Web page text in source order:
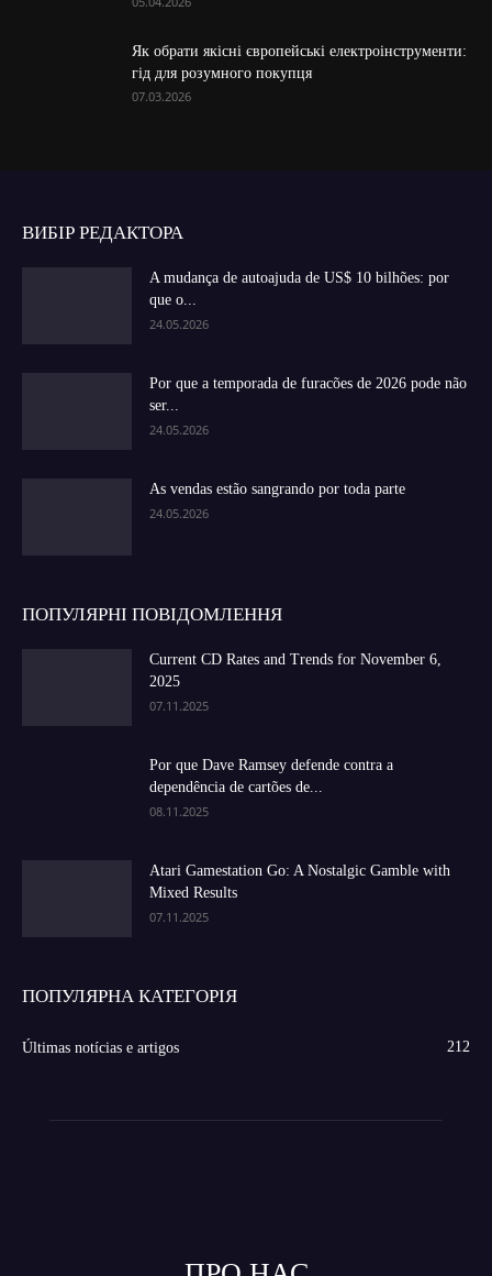
Як обрати якісні європейські електроінструменти:
гід для розумного покупця
07.03.2026
ВИБІР РЕДАКТОРА
A mudança de autoajuda de US$ 10 bilhões: por
que o...
24.05.2026
Por que a temporada de furacões de 2026 pode não
ser...
24.05.2026
As vendas estão sangrando por toda parte
24.05.2026
ПОПУЛЯРНІ ПОВІДОМЛЕННЯ
Current CD Rates and Trends for November 6,
2025
07.11.2025
Por que Dave Ramsey defende contra a
dependência de cartões de...
08.11.2025
Atari Gamestation Go: A Nostalgic Gamble with
Mixed Results
07.11.2025
ПОПУЛЯРНА КАТЕГОРІЯ
Últimas notícias e artigos 212